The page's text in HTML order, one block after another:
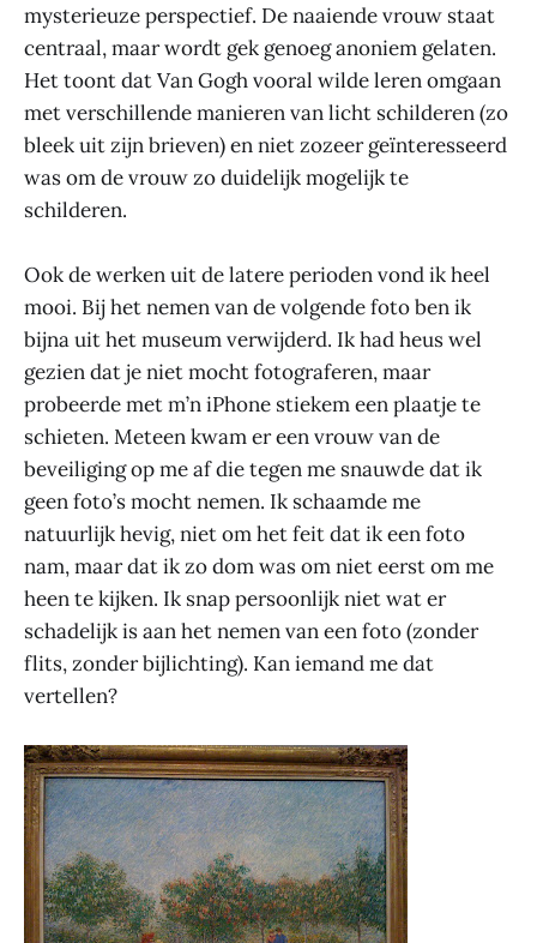
mysterieuze perspectief. De naaiende vrouw staat
centraal, maar wordt gek genoeg anoniem gelaten.
Het toont dat Van Gogh vooral wilde leren omgaan
met verschillende manieren van licht schilderen (zo
bleek uit zijn brieven) en niet zozeer geïnteresseerd
was om de vrouw zo duidelijk mogelijk te
schilderen.
Ook de werken uit de latere perioden vond ik heel
mooi. Bij het nemen van de volgende foto ben ik
bijna uit het museum verwijderd. Ik had heus wel
gezien dat je niet mocht fotograferen, maar
probeerde met m’n iPhone stiekem een plaatje te
schieten. Meteen kwam er een vrouw van de
beveiliging op me af die tegen me snauwde dat ik
geen foto’s mocht nemen. Ik schaamde me
natuurlijk hevig, niet om het feit dat ik een foto
nam, maar dat ik zo dom was om niet eerst om me
heen te kijken. Ik snap persoonlijk niet wat er
schadelijk is aan het nemen van een foto (zonder
flits, zonder bijlichting). Kan iemand me dat
vertellen?